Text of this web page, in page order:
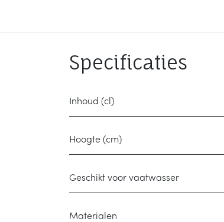
Specificaties
Inhoud (cl)
Hoogte (cm)
Geschikt voor vaatwasser
Materialen